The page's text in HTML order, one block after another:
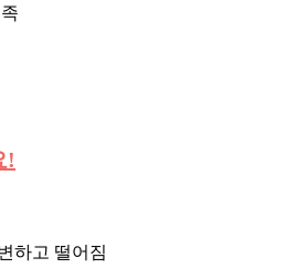
!
하고 떨어짐